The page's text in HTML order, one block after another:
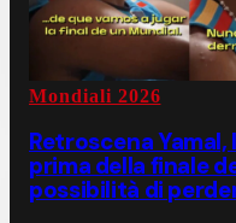
Mondiali 2026
Retroscena
prima della finale
possibilità di